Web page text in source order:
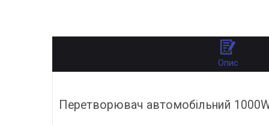
Опис
Перетворювач автомобільний